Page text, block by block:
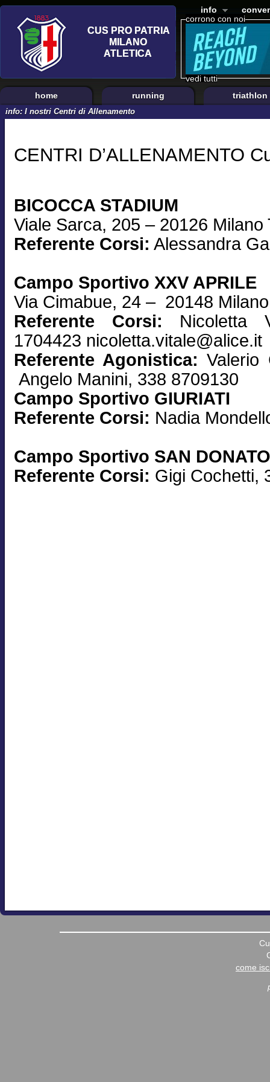
corrono con noi
vedi tutti
info
home running triathlon
info: I nostri Centri di Allenamento
CENTRI D’ALLENAMENTO
BICOCCA STADIUM
Viale Sarca, 205 – 20126 Milano
Referente Corsi: Alessandra
Campo Sportivo XXV APRILE
Via Cimabue, 24 – 20148 Milano
Referente Corsi: Nicoletta
1704423 nicoletta.vitale@alice.it
Referente Agonistica:Valerio
Angelo Manini, 338 8709130
Campo Sportivo GIURIATI
Referente Corsi: Nadia
Campo Sportivo SAN DONATO
Referente Corsi: Gigi Cochetti,
come